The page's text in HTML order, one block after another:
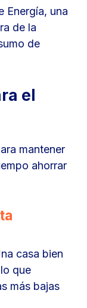
Energía, una
de la
de
el
mantener
ahorrar
casa bien
que
más bajas